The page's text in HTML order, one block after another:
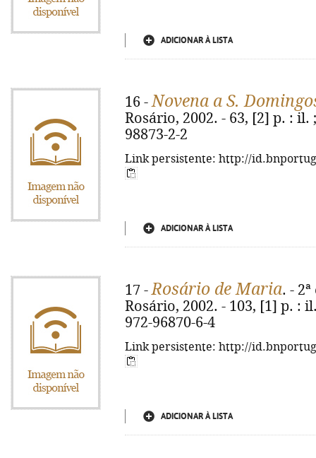
ADICIONAR À LISTA
16 -Novena a S.
Rosário, 2002. - 63, [2] p. : il.
98873-2-2
Link persistente: http://
ADICIONAR À LISTA
17 -Rosário de Maria. -
Rosário, 2002. - 103, [1] p. :
972-96870-6-4
Link persistente: http://
ADICIONAR À LISTA